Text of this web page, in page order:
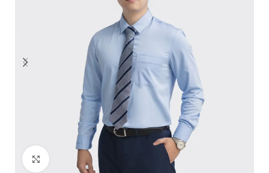
Click to enlarge